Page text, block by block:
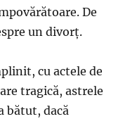
De
un divorț.
cu actele de
tragică, astrele
bătut, dacă